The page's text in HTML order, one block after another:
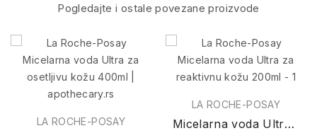
Pogledajte i ostale povezane proizvode
LA ROCHE-POSAY
LA ROCHE-POSAY
Micelarna voda Ultra za reaktivnu kožu 200ml